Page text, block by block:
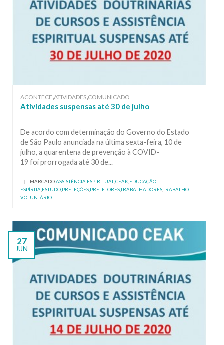
ACONTECE,ATIVIDADES,COMUNICADO
Atividades suspensas até 30 de julho
De acordo com determinação do Governo do Estado
de São Paulo anunciada na última sexta-feira, 10 de
julho, a quarentena de prevenção à COVID-
19 foi prorrogada até 30 de...
| MARCADOASSISTÊNCIA ESPIRITUAL,CEAK,EDUCAÇÃO
ESPÍRITA,ESTUDO,PRELEÇÕES,PRELETORES,TRABALHADORES,TRABALHO
VOLUNTÁRIO
27
JUN